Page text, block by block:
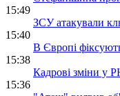
15:49
ЗСУ атакували
15:40
В Європі
15:38
Кадрові зміни у
15:36